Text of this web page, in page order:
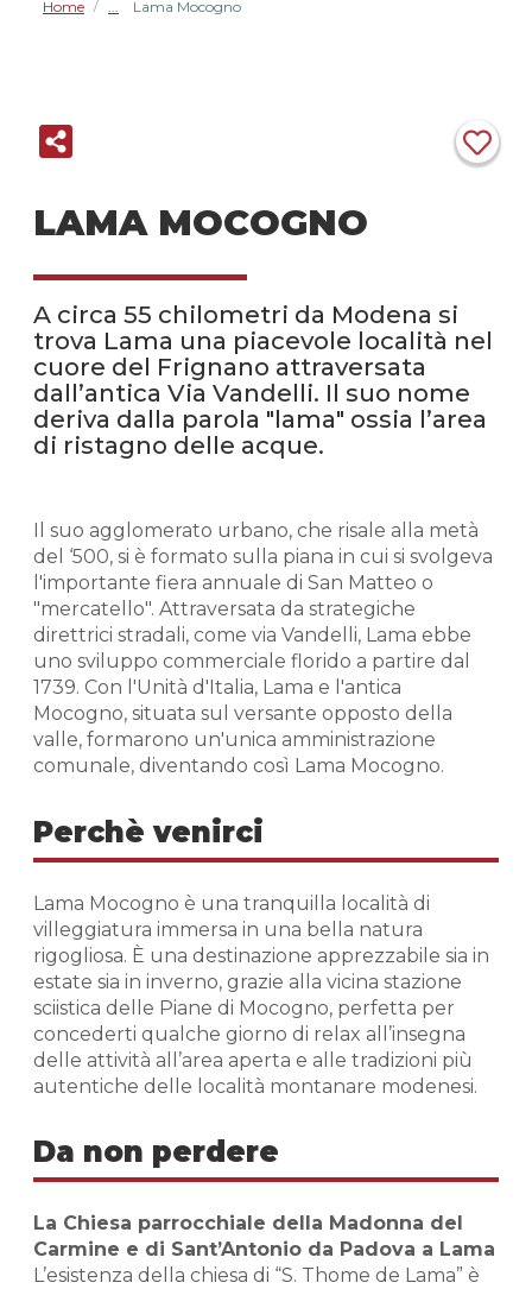
Home / Lama Mocogno
LAMA MOCOGNO
A circa 55 chilometri da Modena si
trova Lama una piacevole località nel
cuore del Frignano attraversata
dall’antica Via Vandelli. Il suo nome
deriva dalla parola "lama" ossia l’area
di ristagno delle acque.
Il suo agglomerato urbano, che risale alla metà
del ‘500, si è formato sulla piana in cui si svolgeva
l'importante fiera annuale di San Matteo o
"mercatello". Attraversata da strategiche
direttrici stradali, come via Vandelli, Lama ebbe
uno sviluppo commerciale florido a partire dal
1739. Con l'Unità d'Italia, Lama e l'antica
Mocogno, situata sul versante opposto della
valle, formarono un'unica amministrazione
comunale, diventando così Lama Mocogno.
Perchè venirci
Lama Mocogno è una tranquilla località di
villeggiatura immersa in una bella natura
rigogliosa. È una destinazione apprezzabile sia in
estate sia in inverno, grazie alla vicina stazione
sciistica delle Piane di Mocogno, perfetta per
concederti qualche giorno di relax all’insegna
delle attività all’area aperta e alle tradizioni più
autentiche delle località montanare modenesi.
Da non perdere
La Chiesa parrocchiale della Madonna del
Carmine e di Sant’Antonio da Padova a Lama
L’esistenza della chiesa di “S. Thome de Lama” è